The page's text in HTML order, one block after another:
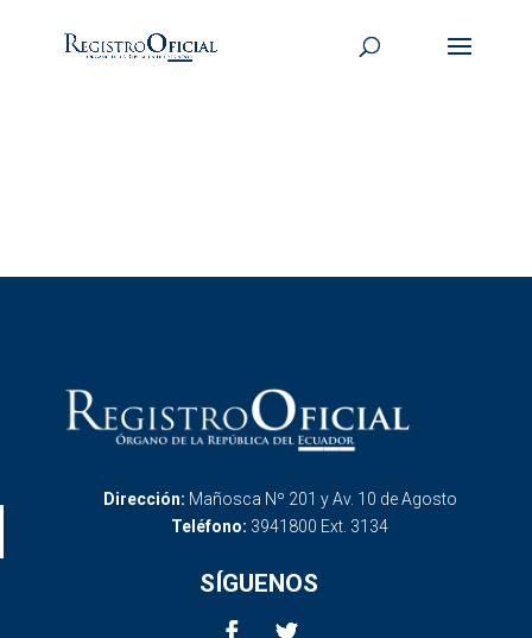
Dirección: Mañosca Nº 201 y Av. 10 de Agosto
Teléfono: 3941800 Ext. 3134
SÍGUENOS